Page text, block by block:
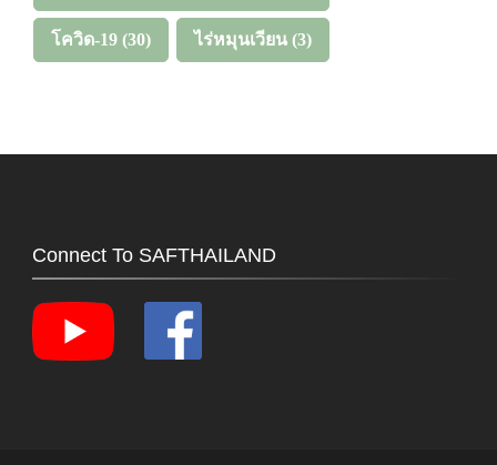
โควิด-19 (30) ไร่หมุนเวียน (3)
Connect To SAFTHAILAND